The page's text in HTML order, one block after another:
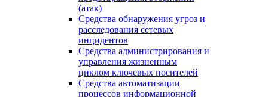
(атак)
Средства обнаружения угроз и
расследования сетевых
инцидентов
Средства администрирования и
управления жизненным
циклом ключевых носителей
Средства автоматизации
процессов информационной